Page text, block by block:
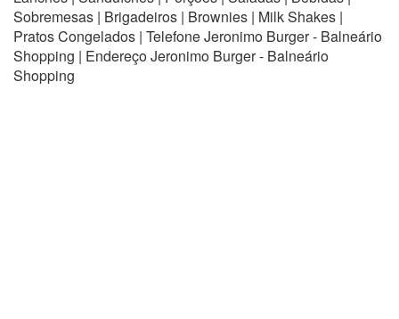
Sobremesas | Brigadeiros | Brownies | Milk Shakes |
Pratos Congelados | Telefone Jeronimo Burger - Balneário
Shopping | Endereço Jeronimo Burger - Balneário
Shopping